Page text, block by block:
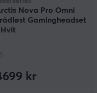
Nova Pro Omni
Gamingheadset
Hvit
kr